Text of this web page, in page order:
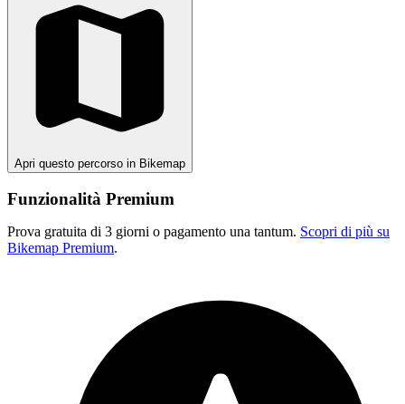
Apri questo percorso in Bikemap
Funzionalità Premium
Prova gratuita di 3 giorni o pagamento una tantum. Scopri di più su
Bikemap Premium.